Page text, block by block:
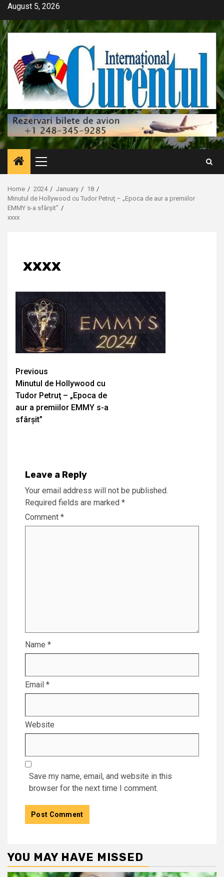
Skip
content
August 5, 2026
Primary
Menu
Home 2024 January
18
Minutul de Hollywood cu Tudor Petruţ – „Epoca de aur a premiilor
EMMY s-a sfârșit”
xxxx
xxxx
Continue
Reading
Previous
Minutul de Hollywood cu
Tudor Petruţ – „Epoca de
aur a premiilor EMMY s-a
sfârșit”
Leave a Reply
Your email address will not be published.
Required fields are marked *
Comment *
Name *
Email *
Website
Save my name, email, and website in this
browser for the next time I comment.
YOU MAY HAVE MISSED